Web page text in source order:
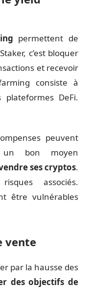
permettent de
c’est bloquer
et recevoir
consiste à
DeFi.
peuvent
un bon moyen
ses cryptos.
associés.
être vulnérables
vente
par la hausse des
des objectifs de